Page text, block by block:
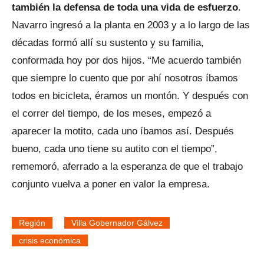
también la defensa de toda una vida de esfuerzo.
Navarro ingresó a la planta en 2003 y a lo largo de las
décadas formó allí su sustento y su familia,
conformada hoy por dos hijos. “Me acuerdo también
que siempre lo cuento que por ahí nosotros íbamos
todos en bicicleta, éramos un montón. Y después con
el correr del tiempo, de los meses, empezó a
aparecer la motito, cada uno íbamos así. Después
bueno, cada uno tiene su autito con el tiempo”,
rememoró, aferrado a la esperanza de que el trabajo
conjunto vuelva a poner en valor la empresa.
Región
Villa Gobernador Gálvez
crisis económica